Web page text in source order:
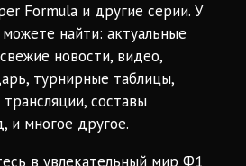
Formula и другие серии. У
найти: актуальные
новости, видео,
турнирные таблицы,
трансляции, составы
и многое другое.
в увлекательный мир Ф1